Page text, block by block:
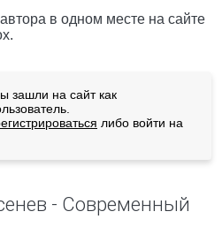
в одном месте на сайте
зашли на сайт как
либо войти на
- Современный